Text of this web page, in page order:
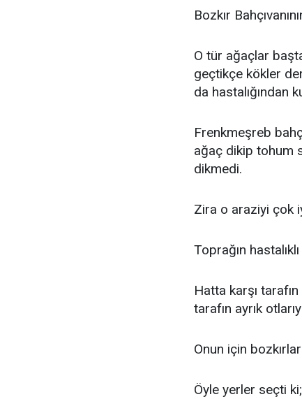
Bozkır
O tür ağaçlar
geçtikçe kökler
da hastalığından
Frenkmeşreb
ağaç dikip tohum
dikmedi.
Zira o araziyi çok
Toprağın
Hatta karşı
tarafın ayrık
Onun için
Öyle yerler seçti